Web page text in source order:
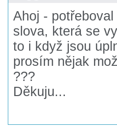
Ahoj -
slova, která se
to i když jsou
prosím nějak
???
Děkuju...